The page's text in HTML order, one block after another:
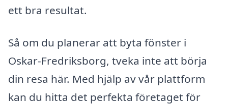
ett bra resultat.
Så om du planerar att byta fönster i
Oskar-Fredriksborg, tveka inte att börja
din resa här. Med hjälp av vår plattform
kan du hitta det perfekta företaget för